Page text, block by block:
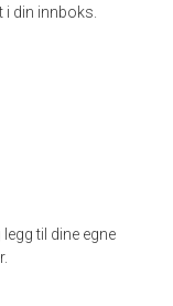
din innboks.
til dine egne